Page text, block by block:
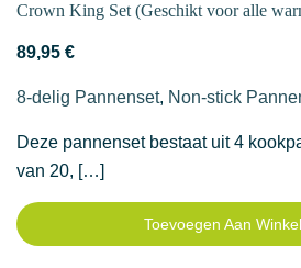
Crown King Set (Geschikt voor alle
89,95 €
8-delig Pannenset, Non-stick
Deze pannenset bestaat uit 4
van 20, […]
Toevoegen Aan